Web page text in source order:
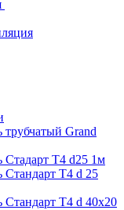
трубчатый Grand
Стадарт Т4 d25 1м
Стандарт Т4 d 25
Стандарт Т4 d 40х20